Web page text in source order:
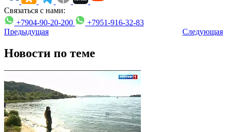
Связаться с нами:
+7904-90-20-200
+7951-916-32-83
Предыдущая
Следующая
Новости по теме